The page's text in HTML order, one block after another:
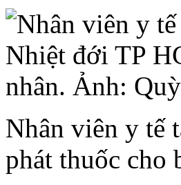
Nhân viên y tế
phát thuốc cho